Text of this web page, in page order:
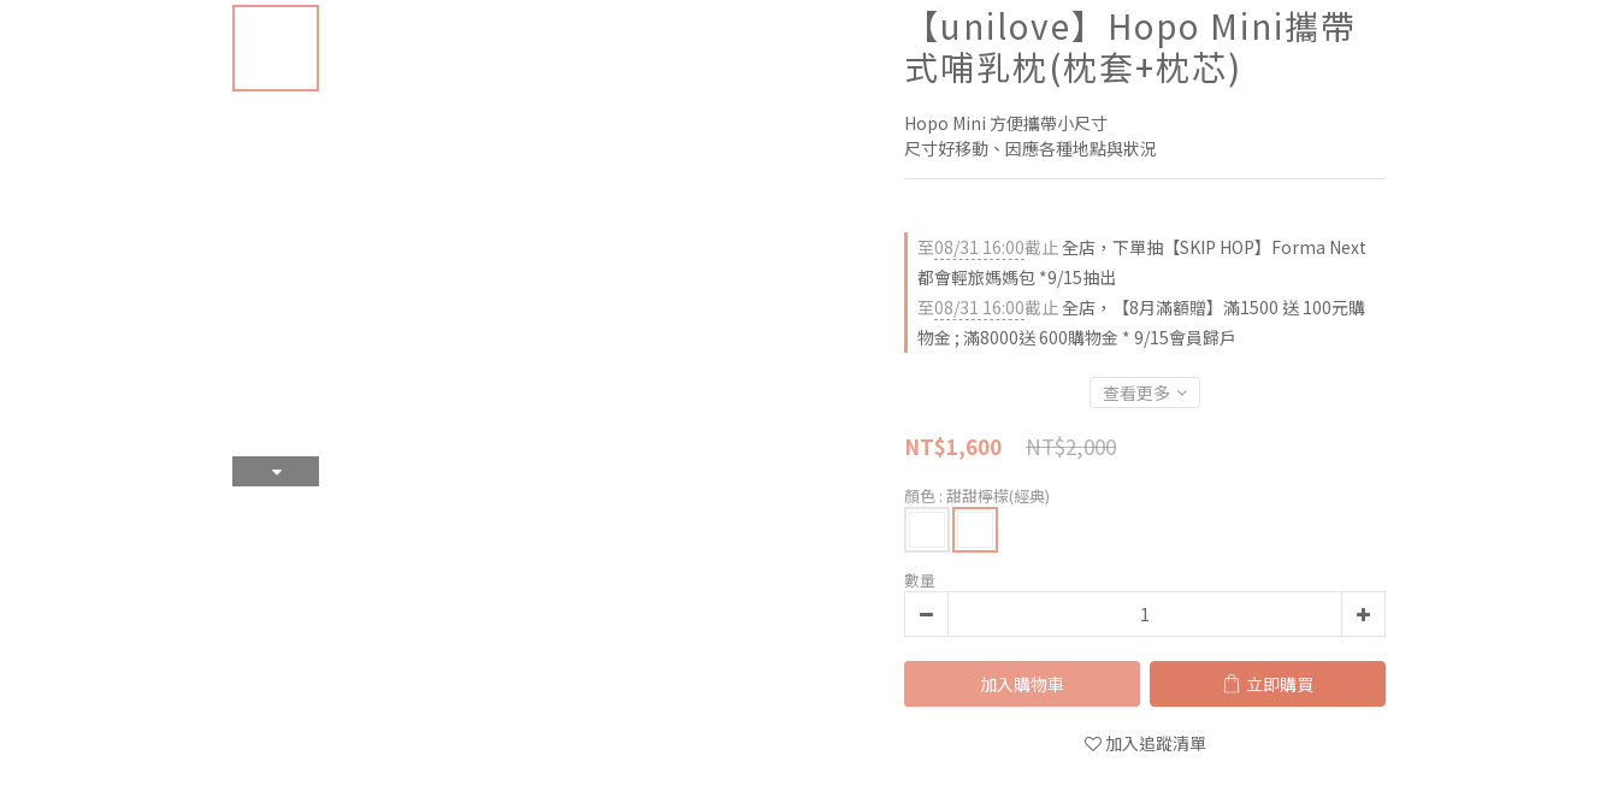
【unilove】Hopo Mini攜帶
式哺乳枕(枕套+枕芯)
Hopo Mini 方便攜帶小尺寸
尺寸好移動、因應各種地點與狀況
至08/31 16:00截止 全店，下單抽【SKIP HOP】Forma Next
都會輕旅媽媽包 *9/15抽出
至08/31 16:00截止 全店，【8月滿額贈】滿1500 送 100元購
物金 ; 滿8000送 600購物金 * 9/15會員歸戶
查看更多
NT$2,000
NT$1,600
顏色 : 甜甜檸檬(經典)
數量
加入購物車 立即購買
加入追蹤清單